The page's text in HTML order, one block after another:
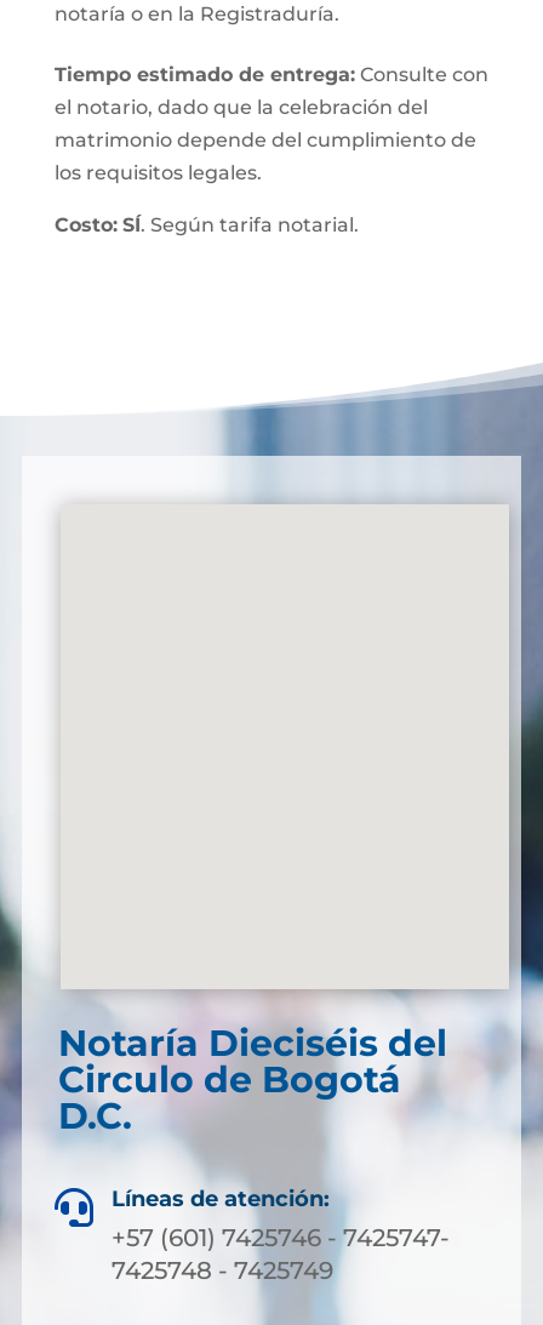
notaría o en la Registraduría.
Tiempo estimado de entrega:Consulte con
el notario, dado que la celebración del
matrimonio depende del cumplimiento de
los requisitos legales.
Costo: SÍ. Según tarifa notarial.
Notaría Dieciséis del
Circulo de Bogotá
D.C.
 Líneas de atención:
+57 (601) 7425746 - 7425747-
7425748 - 7425749